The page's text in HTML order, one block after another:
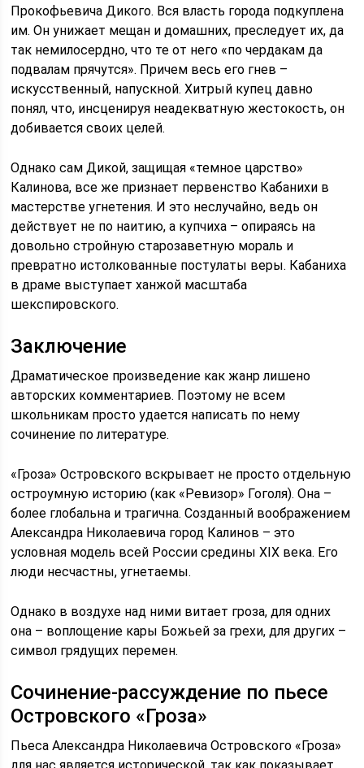
Прокофьевича Дикого. Вся власть города подкуплена
им. Он унижает мещан и домашних, преследует их, да
так немилосердно, что те от него «по чердакам да
подвалам прячутся». Причем весь его гнев –
искусственный, напускной. Хитрый купец давно
понял, что, инсценируя неадекватную жестокость, он
добивается своих целей.
Однако сам Дикой, защищая «темное царство»
Калинова, все же признает первенство Кабанихи в
мастерстве угнетения. И это неслучайно, ведь он
действует не по наитию, а купчиха – опираясь на
довольно стройную старозаветную мораль и
превратно истолкованные постулаты веры. Кабаниха
в драме выступает ханжой масштаба
шекспировского.
Заключение
Драматическое произведение как жанр лишено
авторских комментариев. Поэтому не всем
школьникам просто удается написать по нему
сочинение по литературе.
«Гроза» Островского вскрывает не просто отдельную
остроумную историю (как «Ревизор» Гоголя). Она –
более глобальна и трагична. Созданный воображением
Александра Николаевича город Калинов – это
условная модель всей России средины XIX века. Его
люди несчастны, угнетаемы.
Однако в воздухе над ними витает гроза, для одних
она – воплощение кары Божьей за грехи, для других –
символ грядущих перемен.
Сочинение-рассуждение по пьесе
Островского «Гроза»
Пьеса Александра Николаевича Островского «Гроза»